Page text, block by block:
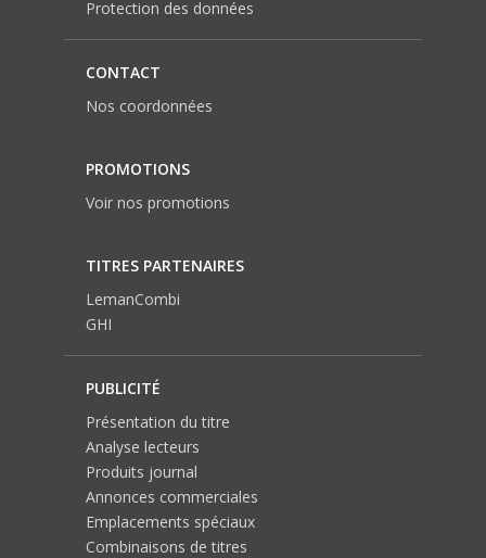
Protection des données
CONTACT
Nos coordonnées
PROMOTIONS
Voir nos promotions
TITRES PARTENAIRES
LemanCombi
GHI
PUBLICITÉ
Présentation du titre
Analyse lecteurs
Produits journal
Annonces commerciales
Emplacements spéciaux
Combinaisons de titres